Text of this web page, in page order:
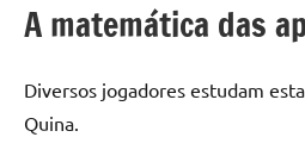
A matemática das
Diversos jogadores estudam
Quina.